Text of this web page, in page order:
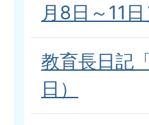
月8日～11日
教育長日記
日）